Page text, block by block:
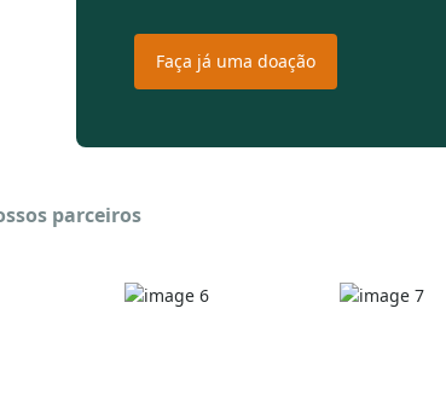
Faça já uma doação
parceiros